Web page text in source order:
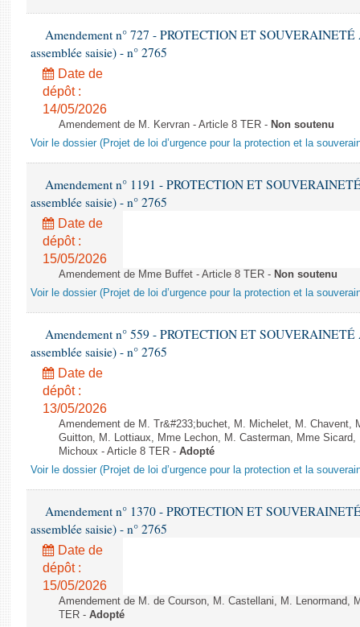
Amendement n° 727 - PROTECTION ET SOUVERAINETÉ
assemblée saisie) - n° 2765
Date de
dépôt :
14/05/2026
Amendement de M. Kervran - Article 8 TER - Non soutenu
Voir le dossier (Projet de loi d’urgence pour la protection et la
Amendement n° 1191 - PROTECTION ET
assemblée saisie) - n° 2765
Date de
dépôt :
15/05/2026
Amendement de Mme Buffet - Article 8 TER - Non soutenu
Voir le dossier (Projet de loi d’urgence pour la protection et la
Amendement n° 559 - PROTECTION ET SOUVERAINETÉ
assemblée saisie) - n° 2765
Date de
dépôt :
13/05/2026
Amendement de M. Tr&#233;buchet, M. Michelet, M. Chavent,
Guitton, M. Lottiaux, Mme Lechon, M. Casterman, Mme
Michoux - Article 8 TER - Adopté
Voir le dossier (Projet de loi d’urgence pour la protection et la
Amendement n° 1370 - PROTECTION ET
assemblée saisie) - n° 2765
Date de
dépôt :
15/05/2026
Amendement de M. de Courson, M. Castellani, M. Lenormand,
TER - Adopté